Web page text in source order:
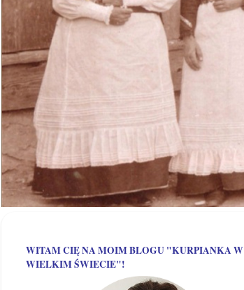
WITAM CIĘ NA MOIM BLOGU "KURPIANKA W
WIELKIM ŚWIECIE"!